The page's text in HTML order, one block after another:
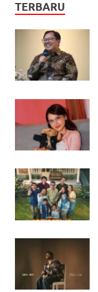
TERBARU